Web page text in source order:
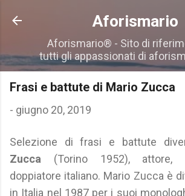
Passa ai contenuti
Aforismario
Aforismario® - Sito di
tutti gli appassionati di
Frasi e battute di Mario Zucca
- giugno 20, 2019
Selezione di frasi e battute
Zucca (Torino 1952), attore,
doppiatore italiano. Mario Zucca è
in Italia nel 1987 per i suoi